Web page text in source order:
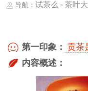
导航： 试茶么 > 茶叶
第一印象： 贡茶
内容概述：